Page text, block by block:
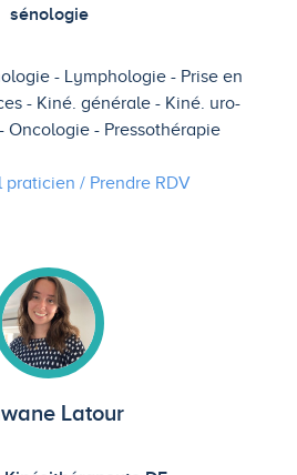
sénologie
Lymphologie
Prise en
Kiné. générale
Kiné. uro-
Oncologie Pressothérapie
praticien / Prendre RDV
Latour